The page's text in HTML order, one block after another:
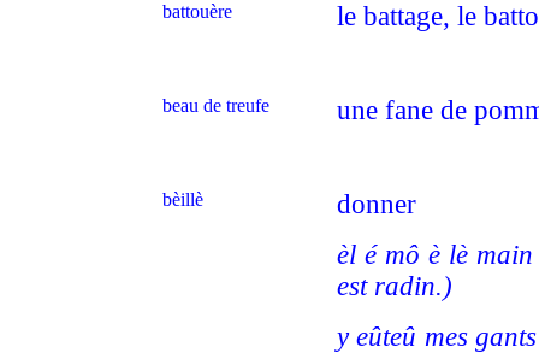
battouère le battage, le
beau de treufe une fane de
bèillè
donner
èl é mô è lè
est radin.)
y eûteû mes